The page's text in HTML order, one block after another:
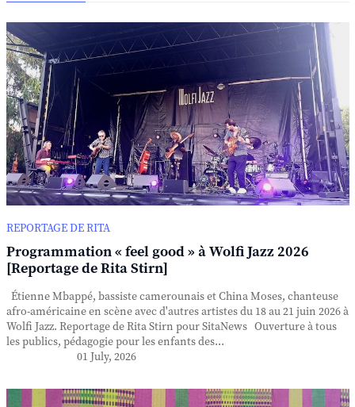
REPORTAGE DE RITA
Programmation « feel good » à Wolfi Jazz 2026
[Reportage de Rita Stirn]
Étienne Mbappé, bassiste camerounais et China Moses, chanteuse
afro-américaine en scène avec d'autres artistes du 18 au 21 juin 2026 à
Wolfi Jazz. Reportage de Rita Stirn pour SitaNews Ouverture à tous
les publics, pédagogie pour les enfants des...
01 July, 2026